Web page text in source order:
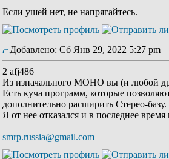
Если ушей нет, не напрягайтесь.
Добавлено: Сб Янв 29, 2022 5:27 pm
2 afj486
Из изначального МОНО вы (и любой
Есть куча программ, которые
дополнительно расширить Стерео-базу.
Я от нее отказался и в последнее
smrp.russia@gmail.com